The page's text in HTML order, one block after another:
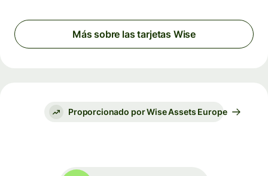
Más sobre las tarjetas Wise
Proporcionado por Wise Assets Europe